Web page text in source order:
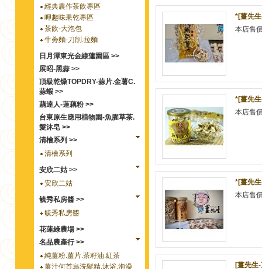
經典農作茶飲專區
呷趣味果乾專區
茶飲-大泡包
牛蒡麵-刀削.拉麵
日月潭東光金線蓮園區 >>
展昭-黑蒜 >>
頂級乾燥TOPDRY-蒜片.金薯C.
蒜蝦 >>
藕達人-蓮藕粉 >>
台東原生應用植物園-魚腥草茶.
髮沐皂 >>
清檜系列 >>
清檜系列
安欣二姑 >>
安欣二姑
毓秀私房醬 >>
毓秀私房醬
花蓮綠農場 >>
名品農產行 >>
純薑粉.薑片.茶籽油.紅茶
薑汁何首烏洗髮精.沐浴.泡澡
*[薑先
本店售
*[薑先
本店售
*[薑先
本店售
[薑先生